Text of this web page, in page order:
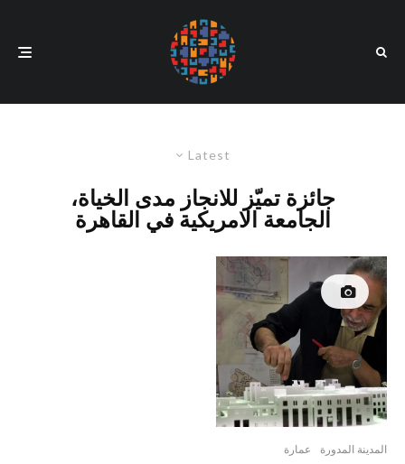
Latest
جائزة تميّز للانجاز مدى الخياة،
الجامعة الامريكية في القاهرة
المدينة المدورة عمارة